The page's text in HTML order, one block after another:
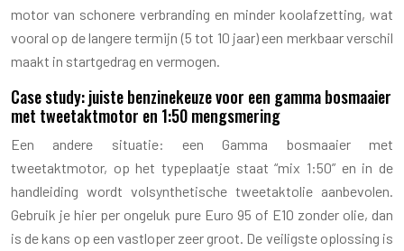
motor van schonere verbranding en minder koolafzetting, wat
vooral op de langere termijn (5 tot 10 jaar) een merkbaar verschil
maakt in startgedrag en vermogen.
Case study: juiste benzinekeuze voor een gamma bosmaaier
met tweetaktmotor en 1:50 mengsmering
Een andere situatie: een Gamma bosmaaier met
tweetaktmotor, op het typeplaatje staat “mix 1:50” en in de
handleiding wordt volsynthetische tweetaktolie aanbevolen.
Gebruik je hier per ongeluk pure Euro 95 of E10 zonder olie, dan
is de kans op een vastloper zeer groot. De veiligste oplossing is